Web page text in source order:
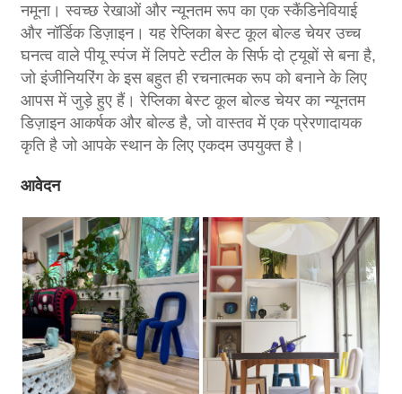
नमूना। स्वच्छ रेखाओं और न्यूनतम रूप का एक स्कैंडिनेवियाई
और नॉर्डिक डिज़ाइन। यह रेप्लिका बेस्ट कूल बोल्ड चेयर उच्च
घनत्व वाले पीयू स्पंज में लिपटे स्टील के सिर्फ दो ट्यूबों से बना है,
जो इंजीनियरिंग के इस बहुत ही रचनात्मक रूप को बनाने के लिए
आपस में जुड़े हुए हैं। रेप्लिका बेस्ट कूल बोल्ड चेयर का न्यूनतम
डिज़ाइन आकर्षक और बोल्ड है, जो वास्तव में एक प्रेरणादायक
कृति है जो आपके स्थान के लिए एकदम उपयुक्त है।
आवेदन